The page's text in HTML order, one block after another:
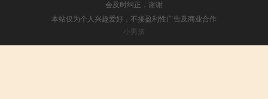
会及时纠正，谢谢
本站仅为个人兴趣爱好，不接盈利性广告及商业合作
小男孩